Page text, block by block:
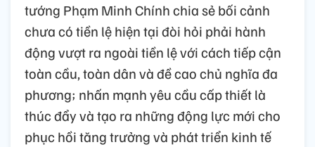
tướng Phạm Minh Chính chia sẻ bối cảnh
chưa có tiền lệ hiện tại đòi hỏi phải hành
động vượt ra ngoài tiền lệ với cách tiếp cận
toàn cầu, toàn dân và đề cao chủ nghĩa đa
phương; nhấn mạnh yêu cầu cấp thiết là
thúc đẩy và tạo ra những động lực mới cho
phục hồi tăng trưởng và phát triển kinh tế